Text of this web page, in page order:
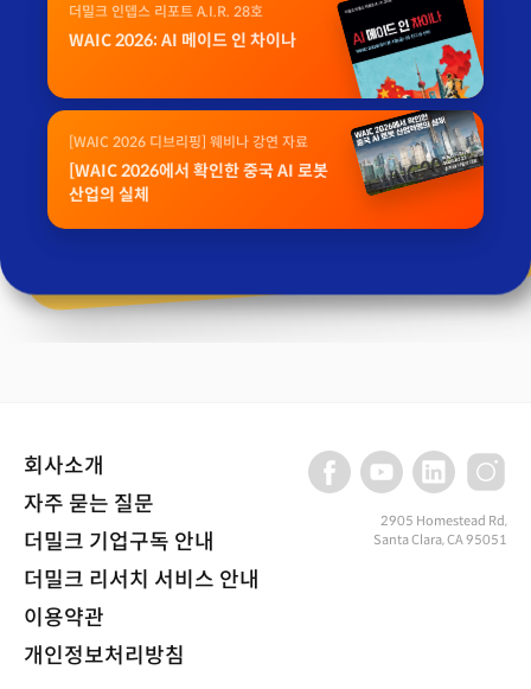
더밀크 인뎁스 리포트 A.I.R. 28호
WAIC 2026: AI 메이드 인 차이나
[WAIC 2026 디브리핑] 웨비나 강연 자료
[WAIC 2026에서 확인한 중국 AI 로봇
산업의 실체
회사소개
자주 묻는 질문
더밀크 기업구독 안내
더밀크 리서치 서비스 안내
이용약관
개인정보처리방침
2905 Homestead Rd,
Santa Clara, CA 95051